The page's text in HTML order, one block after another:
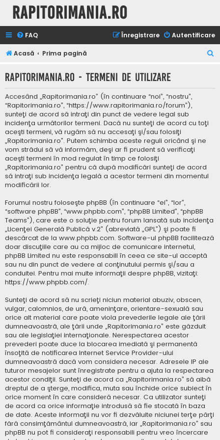
Rapitorimania.ro
FAQ Autentificare
Înregistrare
Acasă Prima pagină
t
Rapitorimania.ro - Termeni de utilizare
Accesând „Rapitorimania.ro” (în continuare “noi”, “nostru”,
“Rapitorimania.ro”, “https://www.rapitorimania.ro/forum”),
sunteţi de acord să intraţi din punct de vedere legal sub
incidenţa următorilor termeni. Dacă nu sunteţi de acord cu toţi
aceşti termeni, vă rugăm să nu accesaţi şi/sau folosiţi
„Rapitorimania.ro”. Putem schimba aceste reguli oricând şi ne
vom strădui să vă informăm, deşi ar fi prudent să verificaţi
aceşti termeni în mod regulat în timp ce folosiţi
„Rapitorimania.ro” pentru că după modificări sunteţi de acord
să intraţi sub incidenţa legală a acestor termeni din momentul
modificării lor.
Forumul nostru foloseşte phpBB (în continuare “ei”, “lor”,
“software phpBB”, “www.phpbb.com”, “phpBB Limited”, “phpBB
Teams”), care este o soluţie pentru forum lansată sub incidenţa
„Licenţei Generală Publică v.2” (abreviată „GPL”) şi poate fi
descărcat de la www.phpbb.com. Software-ul phpBB facilitează
doar discuţiile care au ca mijloc de comunicare internetul,
phpBB Limited nu este responsabill în ceea ce site-ul acceptă
sau nu din punct de vedere al conţinutului permis şi/sau a
conduitei. Pentru mai multe informaţii despre phpBB, vizitaţi:
https://www.phpbb.com/.
Sunteţi de acord să nu scrieţi niciun material abuziv, obscen,
vulgar, calomnios, de ură, ameninţare, orientare-sexuală sau
orice alt material care poate viola prevederile legale ale ţării
dumneavoastră, ale ţării unde „Rapitorimania.ro” este găzduit
sau ale legislaţiei internaţionale. Nerespectarea acestor
prevederi poate duce la blocarea imediată şi permanentă
însoţită de notificarea Internet Service Provider-ului
dumneavoastră dacă vom considera necesar. Adresele IP ale
tuturor mesajelor sunt înregistrate pentru a ajuta la respectarea
acestor condiţii. Sunteţi de acord ca „Rapitorimania.ro” să aibă
dreptul de a şterge, modifica, muta sau închide orice subiect în
orice moment în care consideră necesar. Ca utilizator sunteţi
de acord ca orice informaţie introdusă să fie stocată în baza
de date. Aceste informaţii nu vor fi dezvăluite niciunei terţe părţi
fără consimţământul dumneavoastră, iar „Rapitorimania.ro” sau
phpBB nu pot fi consideraţi responsabili pentru vreo încercare